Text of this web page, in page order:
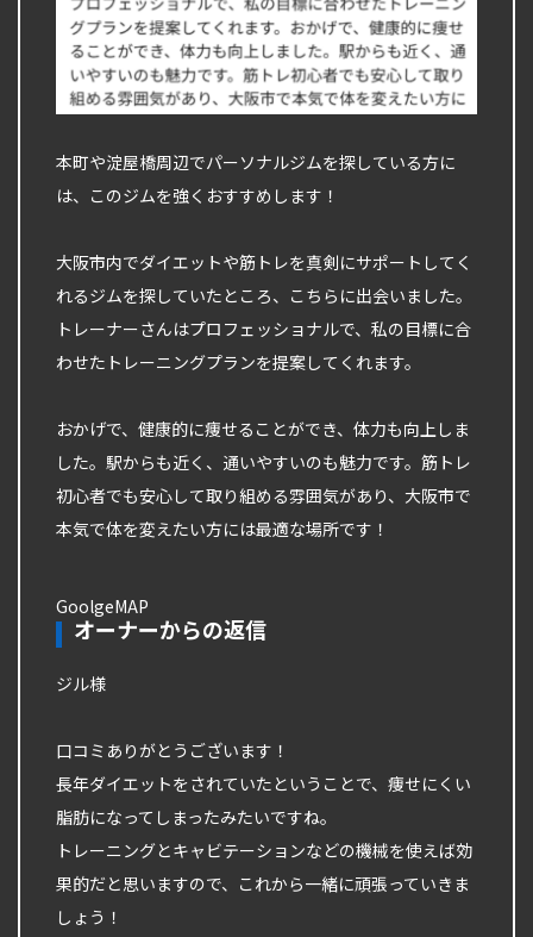
本町や淀屋橋周辺でパーソナルジムを探している方に
は、このジムを強くおすすめします！
大阪市内でダイエットや筋トレを真剣にサポートしてく
れるジムを探していたところ、こちらに出会いました。
トレーナーさんはプロフェッショナルで、私の目標に合
わせたトレーニングプランを提案してくれます。
おかげで、健康的に痩せることができ、体力も向上しま
した。駅からも近く、通いやすいのも魅力です。筋トレ
初心者でも安心して取り組める雰囲気があり、大阪市で
本気で体を変えたい方には最適な場所です！
GoolgeMAP
オーナーからの返信
ジル様
口コミありがとうございます！
長年ダイエットをされていたということで、痩せにくい
脂肪になってしまったみたいですね。
トレーニングとキャビテーションなどの機械を使えば効
果的だと思いますので、これから一緒に頑張っていきま
しょう！